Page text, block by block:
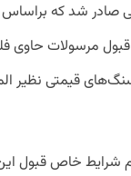
صادر شد که
مرسولات حاوی
قیمتی نظیر
شرایط خاص قبول